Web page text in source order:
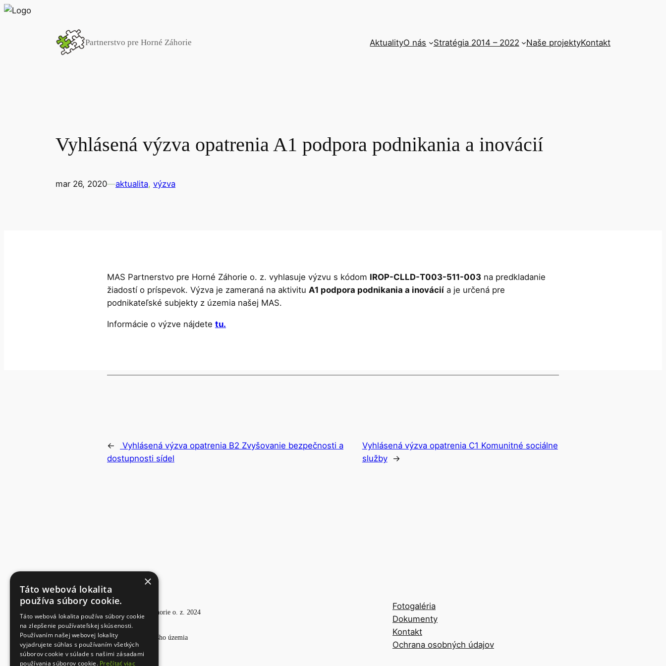
Prejsť
Partnerstvo pre Horné Záhorie AktualityO nás Stratégia 2014 – 2022 Naše projektyKontakt
Vyhlásená výzva opatrenia A1 podpora podnikania a inovácií
mar 26, 2020—aktualita, výzva
MAS Partnerstvo pre Horné Záhorie o. z. vyhlasuje výzvu s kódom IROP-CLLD-T003-511-003 na predkladanie
žiadostí o príspevok. Výzva je zameraná na aktivitu A1 podpora podnikania a inovácií a je určená pre
podnikateľské subjekty z územia našej MAS.
Informácie o výzve nájdete tu.
←
Vyhlásená výzva opatrenia B2 Zvyšovanie bezpečnosti a
dostupnosti sídel
Vyhlásená výzva opatrenia C1 Komunitné sociálne
služby
→
Partnerstvo pre Horné Záhorie o. z. 2024
Tvoríme spoločne tvár nášho územia
Fotogaléria
Dokumenty
Kontakt
Ochrana osobných údajov
×
Táto webová lokalita
používa súbory cookie.
Táto webová lokalita používa súbory cookie
na zlepšenie používateľskej skúsenosti.
Používaním našej webovej lokality
vyjadrujete súhlas s používaním všetkých
súborov cookie v súlade s našimi zásadami
používania súborov cookie. Prečítať viac